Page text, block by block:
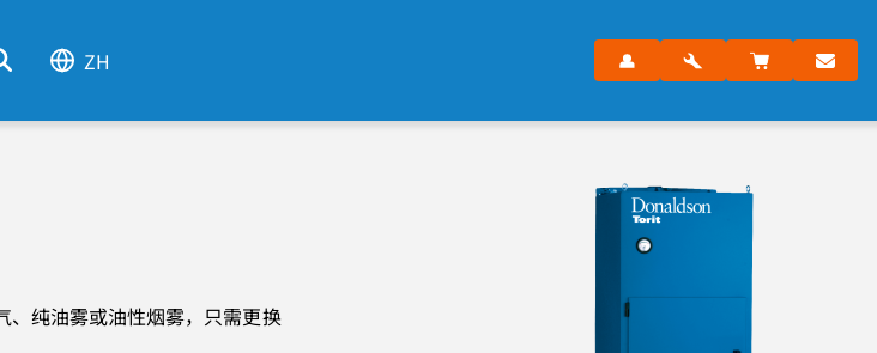
ZH
、纯油雾或油性烟雾，只需更换